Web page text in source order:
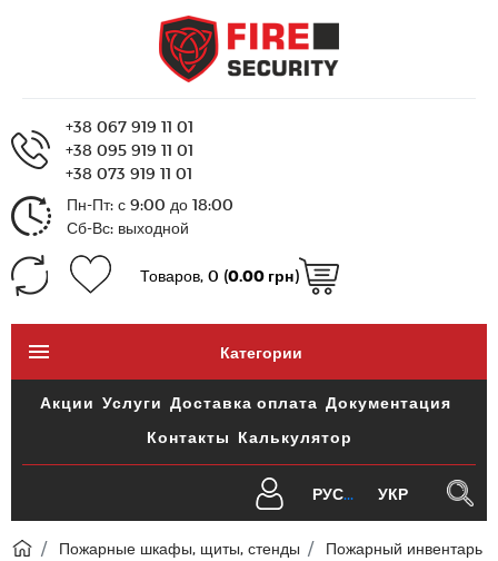
+38 067 919 11 01
+38 095 919 11 01
+38 073 919 11 01
Пн-Пт: с 9:00 до 18:00
Сб-Вс: выходной
Товаров, 0 (0.00 грн)
Категории
Акции Услуги Доставка оплата Документация
Контакты Калькулятор
РУС УКР
Пожарные шкафы, щиты, стенды
Пожарный инвентарь